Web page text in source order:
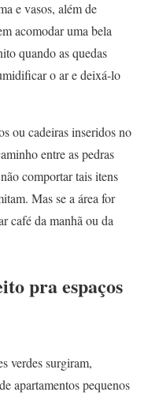
e vasos, além de
acomodar uma bela
quando as quedas
o ar e deixá-lo
ou cadeiras inseridos no
entre as pedras
comportar tais itens
Mas se a área for
café da manhã ou da
pra espaços
verdes surgiram,
apartamentos pequenos